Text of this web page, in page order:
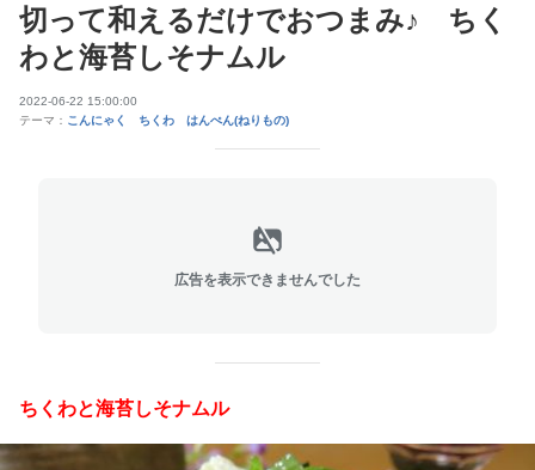
切って和えるだけでおつまみ♪ ちく
わと海苔しそナムル
2022-06-22 15:00:00
テーマ： こんにゃく ちくわ はんぺん(ねりもの)
広告を表示できませんでした
ちくわと海苔しそナムル